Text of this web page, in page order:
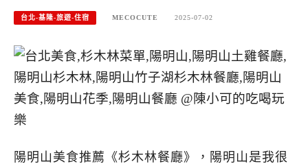
台北-基隆-旅遊-住宿 MECOCUTE 2025-07-02
陽明山美食推薦《杉木林餐廳》，陽明山是我很